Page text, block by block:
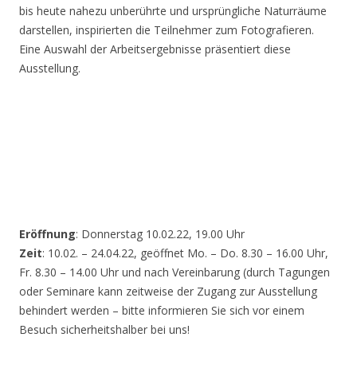
bis heute nahezu unberührte und ursprüngliche Naturräume
darstellen, inspirierten die Teilnehmer zum Fotografieren.
Eine Auswahl der Arbeitsergebnisse präsentiert diese
Ausstellung.
Eröffnung: Donnerstag 10.02.22, 19.00 Uhr
Zeit: 10.02. – 24.04.22, geöffnet Mo. – Do. 8.30 – 16.00 Uhr,
Fr. 8.30 – 14.00 Uhr und nach Vereinbarung (durch Tagungen
oder Seminare kann zeitweise der Zugang zur Ausstellung
behindert werden – bitte informieren Sie sich vor einem
Besuch sicherheitshalber bei uns!